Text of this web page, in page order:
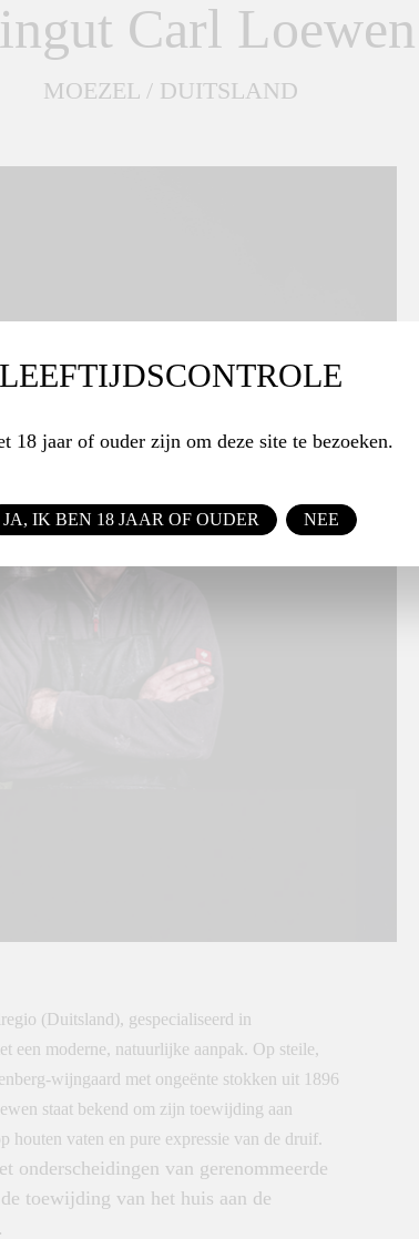
Carl Loewen
MOEZEL / DUITSLAND
(Duitsland), gespecialiseerd in
een moderne, natuurlijke aanpak. Op steile,
wijngaard met ongeënte stokken uit 1896
staat bekend om zijn toewijding aan
vaten en pure expressie van de druif.​
onderscheidingen van gerenommeerde
toewijding van het huis aan de
LEEFTIJDSCONTROLE
18 jaar of ouder zijn om deze site te bezoeken.
JA, IK BEN 18 JAAR OF OUDER NEE